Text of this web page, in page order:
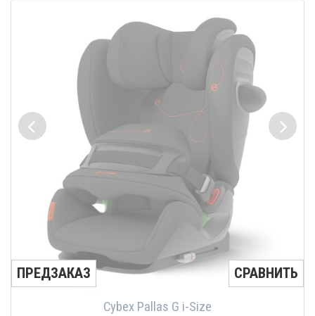
ПРЕДЗАКАЗ СРАВНИТЬ
Cybex Pallas G i-Size